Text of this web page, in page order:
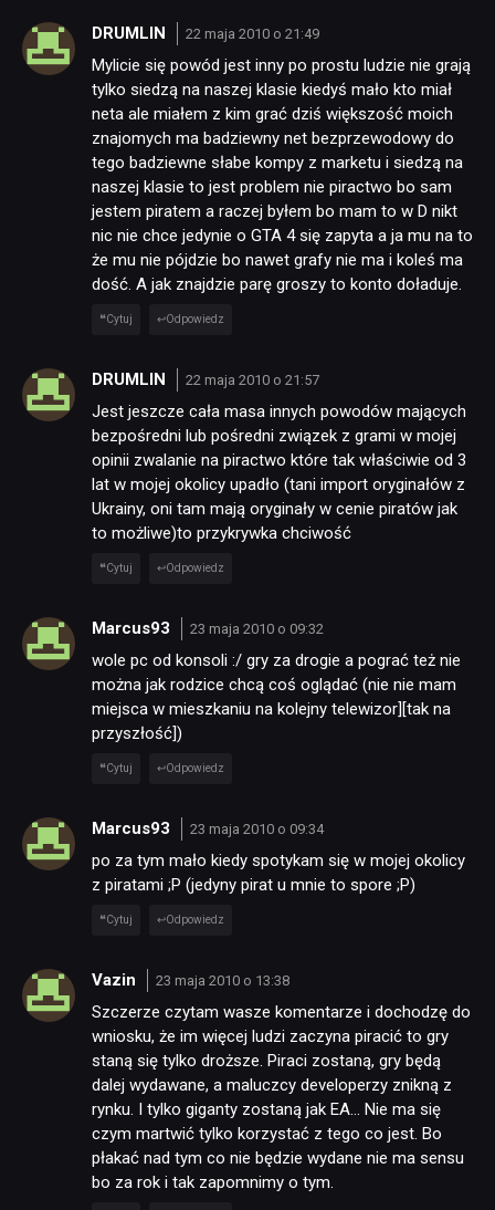
DRUMLIN 22 maja 2010 o 21:49
Mylicie się powód jest inny po prostu ludzie nie grają
tylko siedzą na naszej klasie kiedyś mało kto miał
neta ale miałem z kim grać dziś większość moich
znajomych ma badziewny net bezprzewodowy do
tego badziewne słabe kompy z marketu i siedzą na
naszej klasie to jest problem nie piractwo bo sam
jestem piratem a raczej byłem bo mam to w D nikt
nic nie chce jedynie o GTA 4 się zapyta a ja mu na to
że mu nie pójdzie bo nawet grafy nie ma i koleś ma
dość. A jak znajdzie parę groszy to konto doładuje.
Cytuj Odpowiedz
DRUMLIN 22 maja 2010 o 21:57
Jest jeszcze cała masa innych powodów mających
bezpośredni lub pośredni związek z grami w mojej
opinii zwalanie na piractwo które tak właściwie od 3
lat w mojej okolicy upadło (tani import oryginałów z
Ukrainy, oni tam mają oryginały w cenie piratów jak
to możliwe)to przykrywka chciwość
Cytuj Odpowiedz
Marcus93 23 maja 2010 o 09:32
wole pc od konsoli :/ gry za drogie a pograć też nie
można jak rodzice chcą coś oglądać (nie nie mam
miejsca w mieszkaniu na kolejny telewizor][tak na
przyszłość])
Cytuj Odpowiedz
Marcus93 23 maja 2010 o 09:34
po za tym mało kiedy spotykam się w mojej okolicy
z piratami ;P (jedyny pirat u mnie to spore ;P)
Cytuj Odpowiedz
Vazin 23 maja 2010 o 13:38
Szczerze czytam wasze komentarze i dochodzę do
wniosku, że im więcej ludzi zaczyna piracić to gry
staną się tylko droższe. Piraci zostaną, gry będą
dalej wydawane, a maluczcy developerzy znikną z
rynku. I tylko giganty zostaną jak EA… Nie ma się
czym martwić tylko korzystać z tego co jest. Bo
płakać nad tym co nie będzie wydane nie ma sensu
bo za rok i tak zapomnimy o tym.